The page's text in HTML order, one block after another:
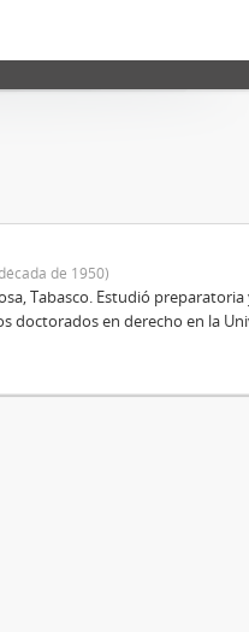
de 1950)
Tabasco. Estudió
doctorados en derecho en la